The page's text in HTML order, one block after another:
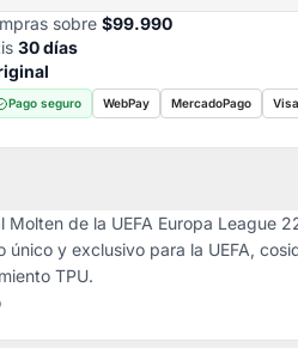
sobre $99.990
30 días
Pago seguro WebPay MercadoPago
Molten de la UEFA Europa League
único y exclusivo para la UEFA,
TPU.